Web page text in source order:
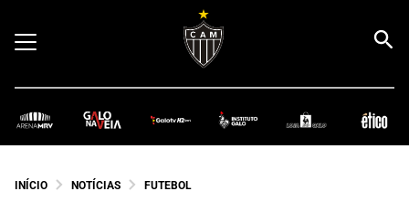
INÍCIO NOTÍCIAS FUTEBOL